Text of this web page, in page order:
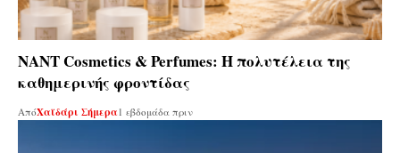
ΝΑΝΤ Cosmetics & Perfumes: Η πολυτέλεια της
καθημερινής φροντίδας
ΑπόΧαϊδάρι Σήμερα 1 εβδομάδα πριν